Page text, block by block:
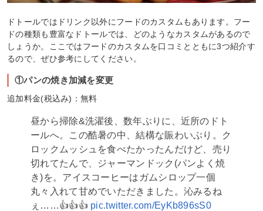
ドトールではドリンク以外にフードのカスタムもあります。フー
ドの種類も豊富なドトールでは、どのようなカスタムがあるので
しょうか。ここではフードのカスタムを口コミとともに3つ紹介す
るので、ぜひ参考にしてください。
①パンの焼き加減を変更
追加料金(税込み)：無料
昼から掃除&洗濯後、数年ぶりに、近所のドト
ールへ。この酷暑の中、結構な賑わいぶり。ク
ロックムッシュを食べたかったんだけど、売り
切れてたんで、ジャーマンドック(パンよく焼
き)を。アイスコーヒーはガムシロップ一個
丸々入れて甘めでいただきました。沁みるね
ぇ……👍👍👍 pic.twitter.com/EyKb896sS0